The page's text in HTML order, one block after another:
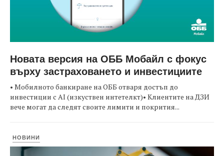
Новата версия на ОББ Мобайл с фокус
върху застраховането и инвестициите
• Мобилното банкиране на ОББ отваря достъп до
инвестиции с AI (изкуствен интетелкт)• Клиентите на ДЗИ
вече могат да следят своите лимити и покрития...
НОВИНИ